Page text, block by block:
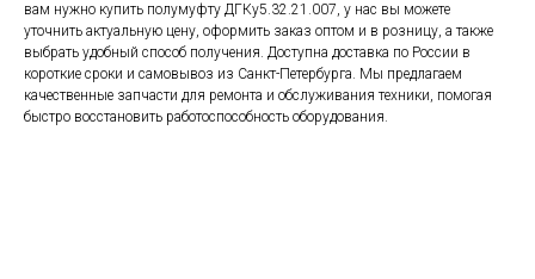
вам нужно купить полумуфту ДГКу5.32.21.007, у нас вы можете
уточнить актуальную цену, оформить заказ оптом и в розницу, а также
выбрать удобный способ получения. Доступна доставка по России в
короткие сроки и самовывоз из Санкт-Петербурга. Мы предлагаем
качественные запчасти для ремонта и обслуживания техники, помогая
быстро восстановить работоспособность оборудования.